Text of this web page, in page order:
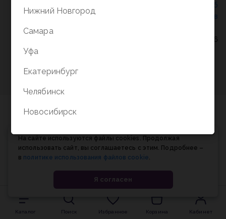
Соглашение об
использовании cookie-файлов
© Планета книги, 1998-2026
Каталог Поиск Избранное Корзина Кабинет
На сайте используются файлы cookies. Продолжая
использовать сайт, вы соглашаетесь с этим. Подробнее –
в политике использования файлов cookie.
Я согласен
Нижний Новгород
Самара
Уфа
Екатеринбург
Челябинск
Новосибирск